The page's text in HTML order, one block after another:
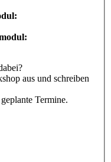
aus und schreiben
Termine.